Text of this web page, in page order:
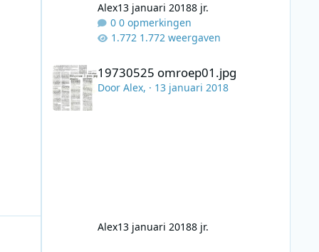
Alex13 januari 20188 jr.
0 opmerkingen
1.772 weergaven
19730525 omroep01.jpg
19730525 omroep01.jpg
Door Alex, · 13 januari 2018
Alex13 januari 20188 jr.